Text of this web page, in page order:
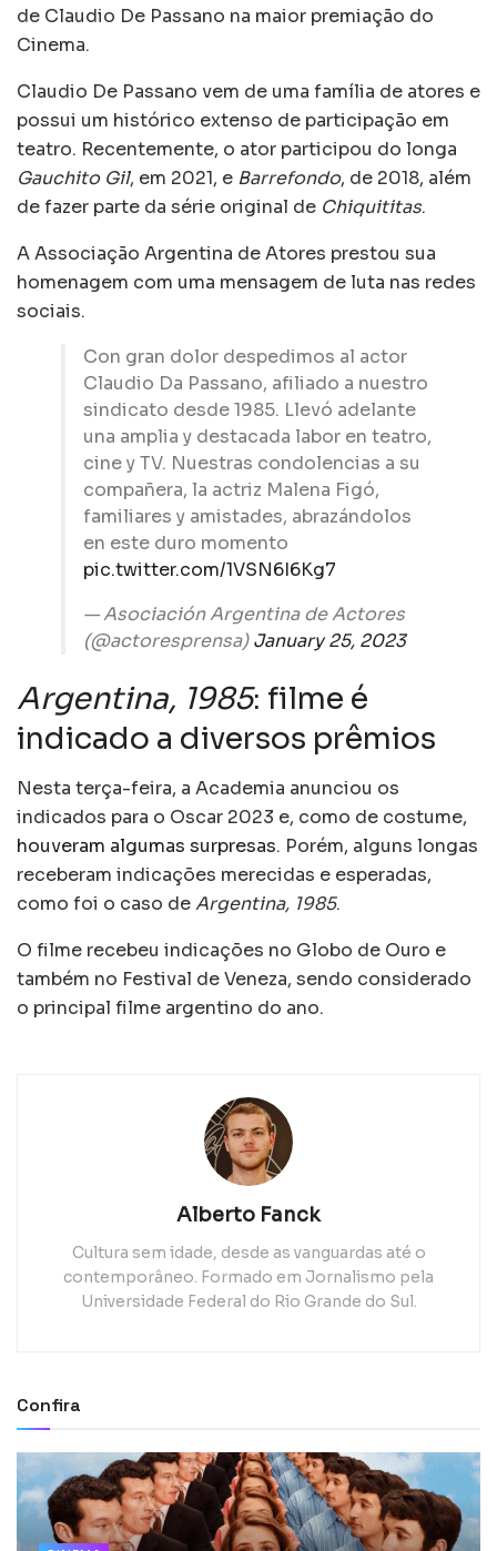
de Claudio De Passano na maior premiação do
Cinema.
Claudio De Passano vem de uma família de atores e
possui um histórico extenso de participação em
teatro. Recentemente, o ator participou do longa
Gauchito Gil, em 2021, e Barrefondo, de 2018, além
de fazer parte da série original de Chiquititas.
A Associação Argentina de Atores prestou sua
homenagem com uma mensagem de luta nas redes
sociais.
Con gran dolor despedimos al actor
Claudio Da Passano, afiliado a nuestro
sindicato desde 1985. Llevó adelante
una amplia y destacada labor en teatro,
cine y TV. Nuestras condolencias a su
compañera, la actriz Malena Figó,
familiares y amistades, abrazándolos
en este duro momento
pic.twitter.com/1VSN6I6Kg7
— Asociación Argentina de Actores
(@actoresprensa)January 25, 2023
Argentina, 1985: filme é
indicado a diversos prêmios
Nesta terça-feira, a Academia anunciou os
indicados para o Oscar 2023 e, como de costume,
houveram algumas surpresas. Porém, alguns longas
receberam indicações merecidas e esperadas,
como foi o caso deArgentina, 1985.
O filme recebeu indicações no Globo de Ouro e
também no Festival de Veneza, sendo considerado
o principal filme argentino do ano.
Alberto Fanck
Cultura sem idade, desde as vanguardas até o
contemporâneo. Formado em Jornalismo pela
Universidade Federal do Rio Grande do Sul.
Confira